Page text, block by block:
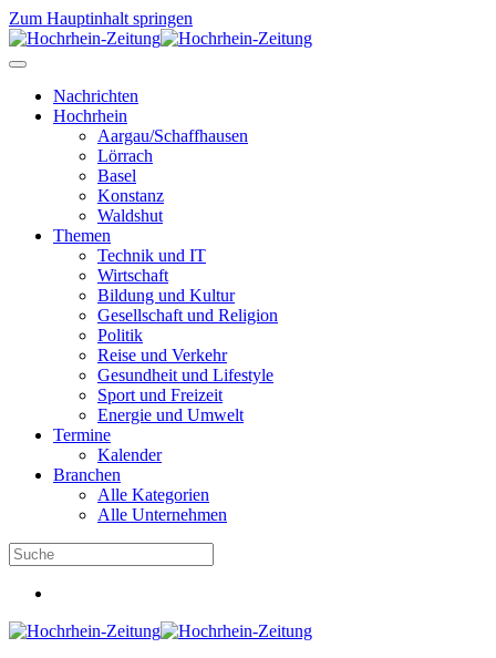
Zum Hauptinhalt springen
Nachrichten
Hochrhein
Aargau/Schaffhausen
Lörrach
Basel
Konstanz
Waldshut
Themen
Technik und IT
Wirtschaft
Bildung und Kultur
Gesellschaft und Religion
Politik
Reise und Verkehr
Gesundheit und Lifestyle
Sport und Freizeit
Energie und Umwelt
Termine
Kalender
Branchen
Alle Kategorien
Alle Unternehmen